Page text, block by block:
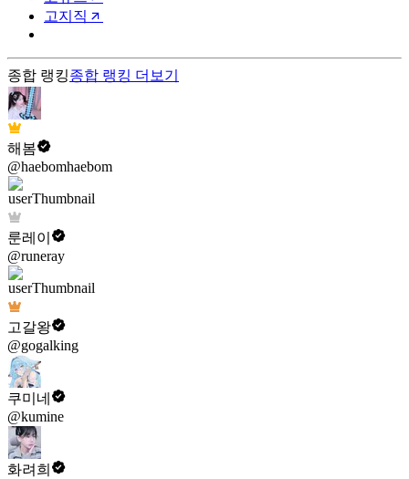
고지직
종합 랭킹종합 랭킹 더보기
해봄
@haebomhaebom
룬레이
@runeray
고갈왕
@gogalking
쿠미네
@kumine
화려희